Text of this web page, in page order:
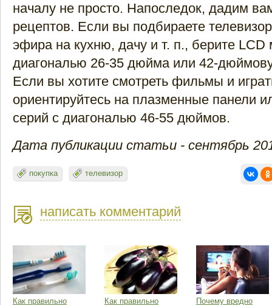
началу не просто. Напоследок, дадим
рецептов. Если вы подбираете
эфира на кухню, дачу и т. п., берите LCD
диагональю 26-35 дюйма или 42-
Если вы хотите смотреть фильмы и
ориентируйтесь на плазменные панели
серий с диагональю 46-55 дюймов.
Дата публикации статьи - сентябрь
покупка телевизор
написать комментарий
Как правильно
Как правильно
Почему вредно